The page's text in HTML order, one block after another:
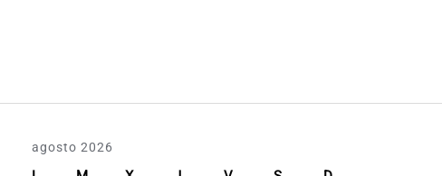
agosto 2026